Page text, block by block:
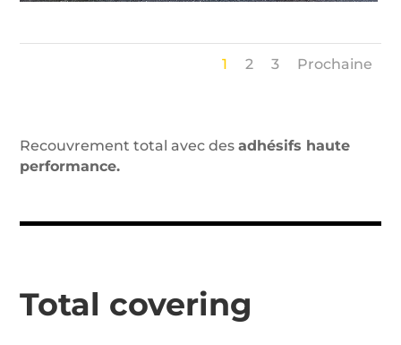
1 2 3 Prochaine
Recouvrement total avec desadhésifs haute
performance.
Total covering